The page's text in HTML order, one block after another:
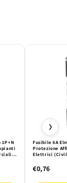
Fusibile 6A
Protezione
Elettrici
e Durata.
€0,76
❯